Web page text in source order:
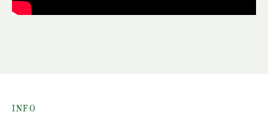
INFO